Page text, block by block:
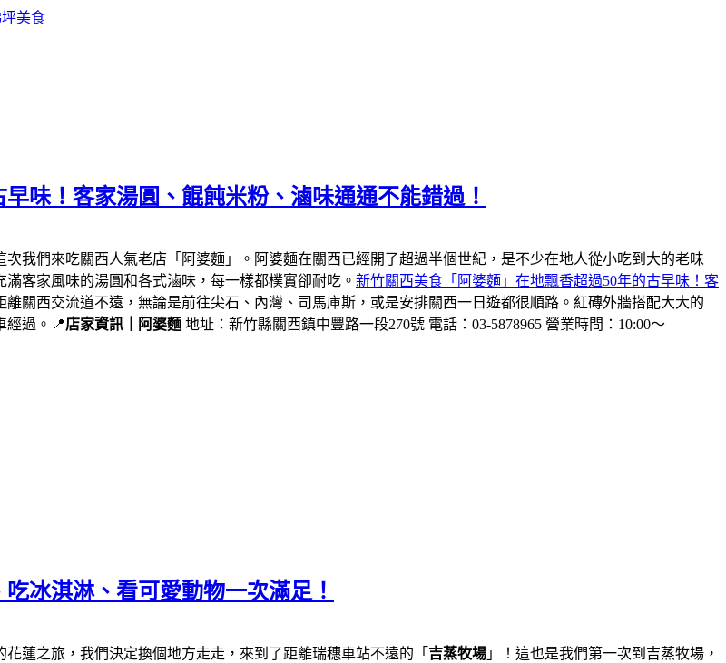
美食
味！客家湯圓、餛飩米粉、滷味通通不能錯過！
我們來吃關西人氣老店「阿婆麵」。阿婆麵在關西已經開了超過半個世紀，是不少在地人從小吃到大的老味
客家風味的湯圓和各式滷味，每一樣都樸實卻耐吃。 新竹關西美食「阿婆麵」在地飄香超過50年的古早味！客
離關西交流道不遠，無論是前往尖石、內灣、司馬庫斯，或是安排關西一日遊都很順路。紅磚外牆搭配大大的
經過。📍店家資訊｜阿婆麵 地址：新竹縣關西鎮中豐路一段270號 電話：03-5878965 營業時間：10:00～
冰淇淋、看可愛動物一次滿足！
蓮之旅，我們決定換個地方走走，來到了距離瑞穗車站不遠的「 吉蒸牧場 」！這也是我們第一次到吉蒸牧場，